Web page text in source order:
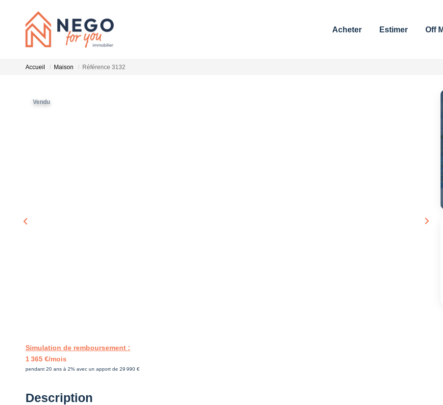
Acheter Estimer Off
Accueil Maison Référence 3132
Vendu
Simulation de remboursement :
1 365 €/mois
pendant 20 ans à 2% avec un apport de 29 990 €
Description